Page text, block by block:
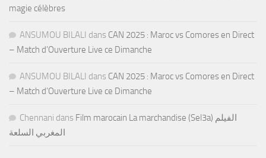
magie célèbres
ANSUMOU BILALI dans CAN 2025 : Maroc vs Comores en Direct
– Match d’Ouverture Live ce Dimanche
ANSUMOU BILALI dans CAN 2025 : Maroc vs Comores en Direct
– Match d’Ouverture Live ce Dimanche
Chennani dans Film marocain La marchandise (Sel3a) الفيلم
المغربي السلعة